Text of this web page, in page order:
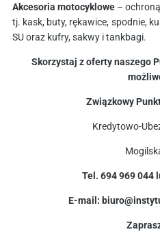
Akcesoria motocyklowe –
tj. kask, buty, rękawice, spodnie,
SU oraz kufry, sakwy i tankbagi.
Skorzystaj z oferty naszego
Związkowy
Kredytowo-
Mogilska 109
Tel. 694 969 044
E-mail: